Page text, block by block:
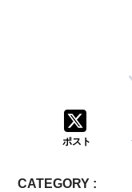
ポスト
CATEGORY :